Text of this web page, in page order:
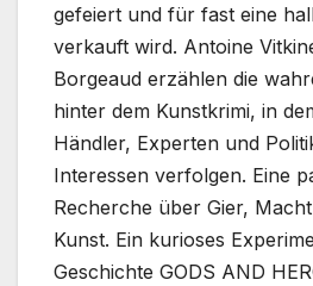
gefeiert und für fast eine
verkauft wird. Antoine
Borgeaud erzählen die
hinter dem Kunstkrimi, in
Händler, Experten und
Interessen verfolgen. Eine
Recherche über Gier,
Kunst. Ein kurioses
Geschichte GODS AND